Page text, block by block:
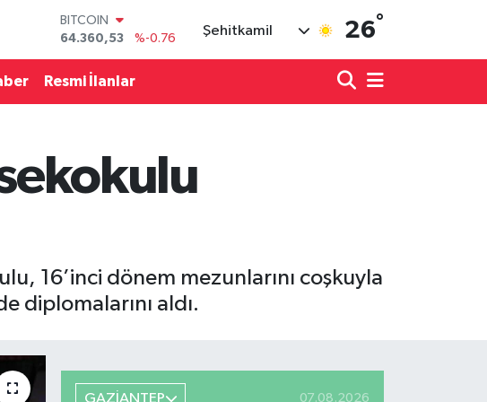
BITCOIN
64.360,53
%-0.76
EURO
55,0265
%0.01
GRAM ALTIN
6574.81
%1.44
BİST100
Şehitkamil 26°
Resmi İlanlar
16’inci dönem mezunlarını coşkuyla
diplomalarını aldı.
GAZİANTEP 07.08.2026